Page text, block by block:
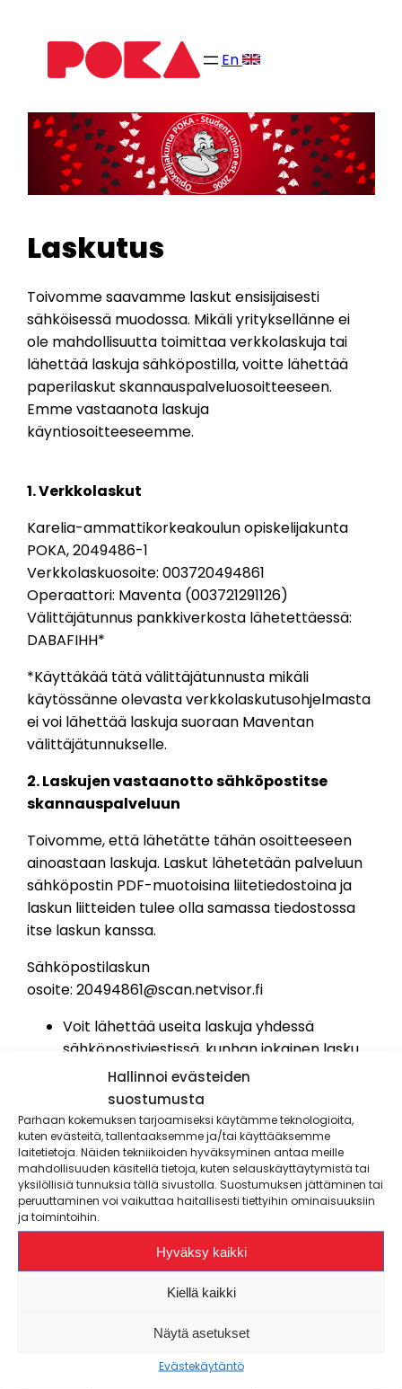
Hallinnoi evästeiden
suostumusta
Parhaan kokemuksen tarjoamiseksi käytämme teknologioita,
kuten evästeitä, tallentaaksemme ja/tai käyttääksemme
laitetietoja. Näiden tekniikoiden hyväksyminen antaa meille
mahdollisuuden käsitellä tietoja, kuten selauskäyttäytymistä tai
yksilöllisiä tunnuksia tällä sivustolla. Suostumuksen jättäminen tai
peruuttaminen voi vaikuttaa haitallisesti tiettyihin ominaisuuksiin
ja toimintoihin.
Hyväksy kaikki
Kiellä kaikki
Näytä asetukset
Evästekäytäntö
sisältöön
En
Laskutus
Toivomme saavamme laskut ensisijaisesti
sähköisessä muodossa. Mikäli yrityksellänne ei
ole mahdollisuutta toimittaa verkkolaskuja tai
lähettää laskuja sähköpostilla, voitte lähettää
paperilaskut skannauspalveluosoitteeseen.
Emme vastaanota laskuja
käyntiosoitteeseemme.
1. Verkkolaskut
Karelia-ammattikorkeakoulun opiskelijakunta
POKA, 2049486-1
Verkkolaskuosoite: 003720494861
Operaattori: Maventa (003721291126)
Välittäjätunnus pankkiverkosta lähetettäessä:
DABAFIHH*
*Käyttäkää tätä välittäjätunnusta mikäli
käytössänne olevasta verkkolaskutusohjelmasta
ei voi lähettää laskuja suoraan Maventan
välittäjätunnukselle.
2. Laskujen vastaanotto sähköpostitse
skannauspalveluun
Toivomme, että lähetätte tähän osoitteeseen
ainoastaan laskuja. Laskut lähetetään palveluun
sähköpostin PDF-muotoisina liitetiedostoina ja
laskun liitteiden tulee olla samassa tiedostossa
itse laskun kanssa.
Sähköpostilaskun
osoite:20494861@scan.netvisor.fi
Voit lähettää useita laskuja yhdessä
sähköpostiviestissä, kunhan jokainen lasku
on erillisenä liitetiedostona. Kaikilla
tiedostoilla tulee olla eri nimi.
Yhden sähköpostin maksimikoko on 5 Mb.
PDF-tiedostojen tulee olla aitoja PDF-
dokumentteja (PDF-versio 1.3 tai uudempi).
PDF-tiedostot eivät saa olla lukittuja tai
salasanalla suojattuja.
Dokumentin ulkomitta voi olla
maksimissaan 210 x 297 mm.
Liitteen nimen sallitut merkit ovat tavallisia
kirjoitusmerkkejä, a-z, A-Z, 0-9. Ethän käytä
nimeämiseen.